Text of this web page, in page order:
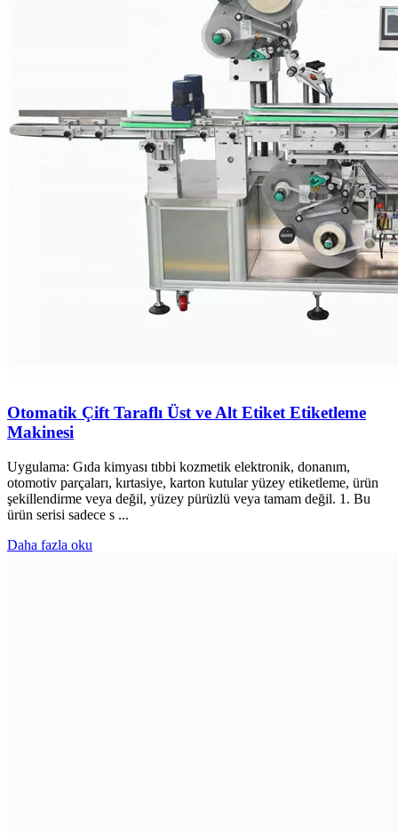
Otomatik Çift Taraflı Üst ve Alt Etiket Etiketleme
Makinesi
Uygulama: Gıda kimyası tıbbi kozmetik elektronik, donanım,
otomotiv parçaları, kırtasiye, karton kutular yüzey etiketleme, ürün
şekillendirme veya değil, yüzey pürüzlü veya tamam değil. 1. Bu
ürün serisi sadece s ...
Daha fazla oku